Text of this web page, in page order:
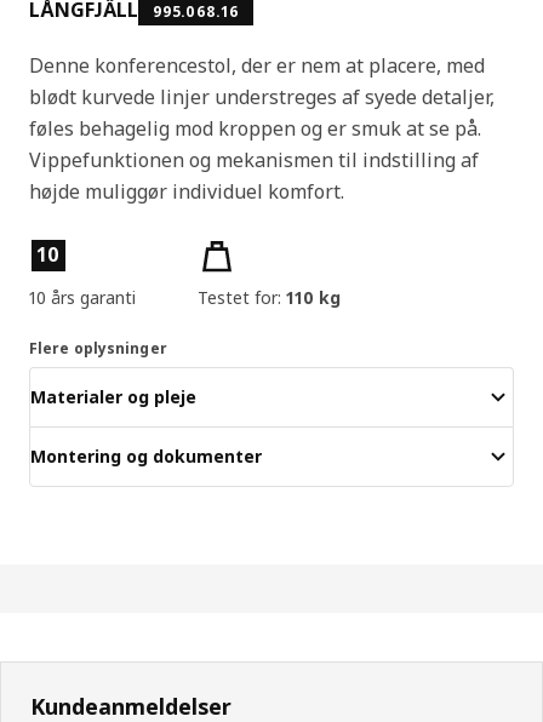
LÅNGFJÄLL 995.068.16
Denne konferencestol, der er nem at placere, med
blødt kurvede linjer understreges af syede detaljer,
føles behagelig mod kroppen og er smuk at se på.
Vippefunktionen og mekanismen til indstilling af
højde muliggør individuel komfort.
Produktfunktioner
10
10 års garanti Testet for: 110 kg
Flere oplysninger
Materialer og pleje
Montering og dokumenter
Kundeanmeldelser